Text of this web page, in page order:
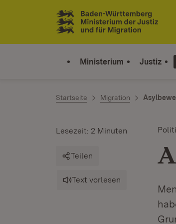
Zum Inhalt springen
Link zur Startseite
Ministerium Justiz
Startseite Migration
Lesezeit: 2 Minuten
Teilen
Text vorlesen